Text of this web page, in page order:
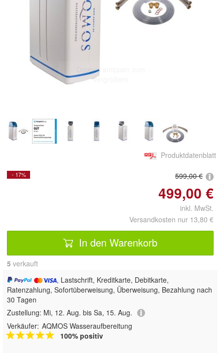
Doppelt antippen zum
vergrößern
Produktdatenblatt
- 17% 599,00 €
499,00 €
inkl. MwSt.
Versandkosten nur 13,80 €
In den Warenkorb
5 verkauft
, Lastschrift, Kreditkarte, Debitkarte,
Ratenzahlung, Sofortüberweisung, Überweisung, Bezahlung nach
30 Tagen
Zustellung: Mi, 12. Aug. bis Sa, 15. Aug.
Verkäufer: AQMOS Wasseraufbereitung
100% positiv